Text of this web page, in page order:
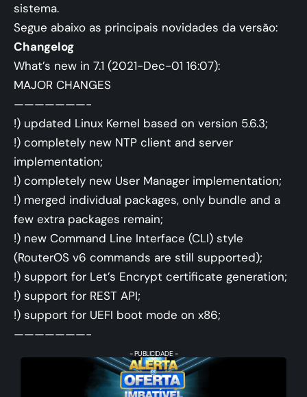
sistema.
Segue abaixo as principais novidades da versão:
Changelog
What’s new in 7.1 (2021-Dec-01 16:07):
MAJOR CHANGES
———————-
!) updated Linux Kernel based on version 5.6.3;
!) completely new NTP client and server
implementation;
!) completely new User Manager implementation;
!) merged individual packages, only bundle and a
few extra packages remain;
!) new Command Line Interface (CLI) style
(RouterOS v6 commands are still supported);
!) support for Let’s Encrypt certificate generation;
!) support for REST API;
!) support for UEFI boot mode on x86;
———————-
- PUBLICIDADE -